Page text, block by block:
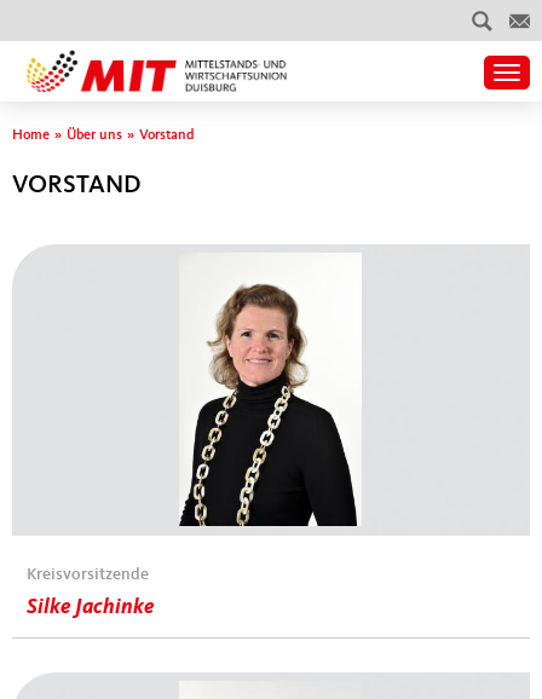
Sie sind hier
Home » Über uns » Vorstand
VORSTAND
Kreisvorsitzende
Silke Jachinke